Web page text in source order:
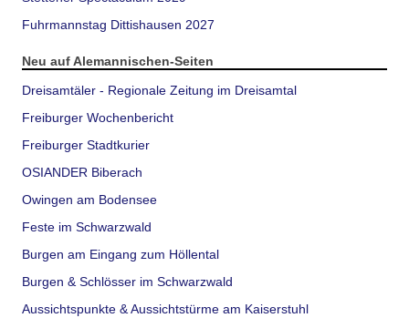
Fuhrmannstag Dittishausen 2027
Neu auf Alemannischen-Seiten
Dreisamtäler - Regionale Zeitung im Dreisamtal
Freiburger Wochenbericht
Freiburger Stadtkurier
OSIANDER Biberach
Owingen am Bodensee
Feste im Schwarzwald
Burgen am Eingang zum Höllental
Burgen & Schlösser im Schwarzwald
Aussichtspunkte & Aussichtstürme am Kaiserstuhl